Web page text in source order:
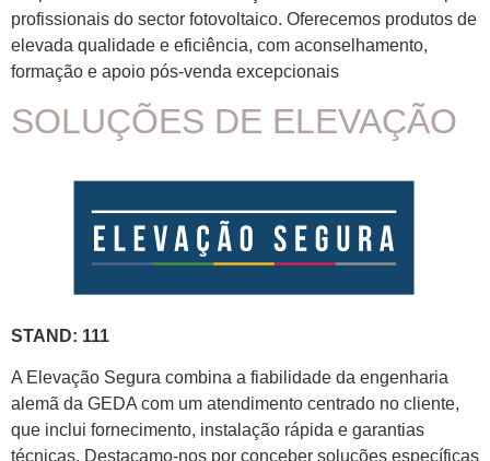
profissionais do sector fotovoltaico. Oferecemos produtos de
elevada qualidade e eficiência, com aconselhamento,
formação e apoio pós-venda excepcionais
SOLUÇÕES DE ELEVAÇÃO
STAND: 111
A Elevação Segura combina a fiabilidade da engenharia
alemã da GEDA com um atendimento centrado no cliente,
que inclui fornecimento, instalação rápida e garantias
técnicas. Destacamo-nos por conceber soluções específicas